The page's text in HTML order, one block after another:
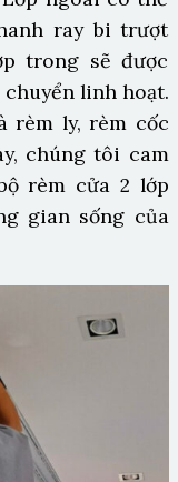
ray bi trượt
trong sẽ được
linh hoạt.
rèm ly, rèm cốc
chúng tôi cam
rèm cửa 2 lớp
gian sống của